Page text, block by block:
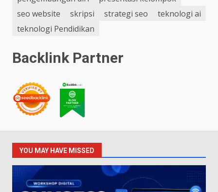
seo website
skripsi strategi seo
teknologi ai
teknologi Pendidikan
Backlink Partner
YOU MAY HAVE MISSED